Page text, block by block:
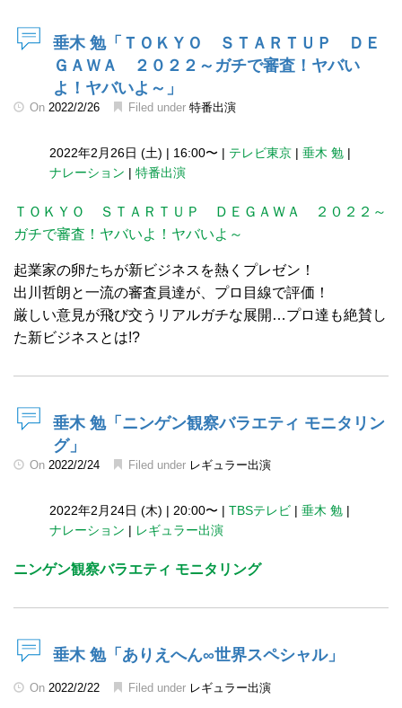
垂木 勉「ＴＯＫＹＯ ＳＴＡＲＴＵＰ ＤＥ
ＧＡＷＡ ２０２２～ガチで審査！ヤバい
よ！ヤバいよ～」
On 2022/2/26 Filed under 特番出演
2022年2月26日 (土) | 16:00〜 | テレビ東京 | 垂木 勉 |
ナレーション | 特番出演
ＴＯＫＹＯ ＳＴＡＲＴＵＰ ＤＥＧＡＷＡ ２０２２～
ガチで審査！ヤバいよ！ヤバいよ～
起業家の卵たちが新ビジネスを熱くプレゼン！
出川哲朗と一流の審査員達が、プロ目線で評価！
厳しい意見が飛び交うリアルガチな展開…プロ達も絶賛し
た新ビジネスとは!?
垂木 勉「ニンゲン観察バラエティ モニタリン
グ」
On 2022/2/24 Filed under レギュラー出演
2022年2月24日 (木) | 20:00〜 | TBSテレビ | 垂木 勉 |
ナレーション | レギュラー出演
ニンゲン観察バラエティ モニタリング
垂木 勉「ありえへん∞世界スペシャル」
On 2022/2/22 Filed under レギュラー出演